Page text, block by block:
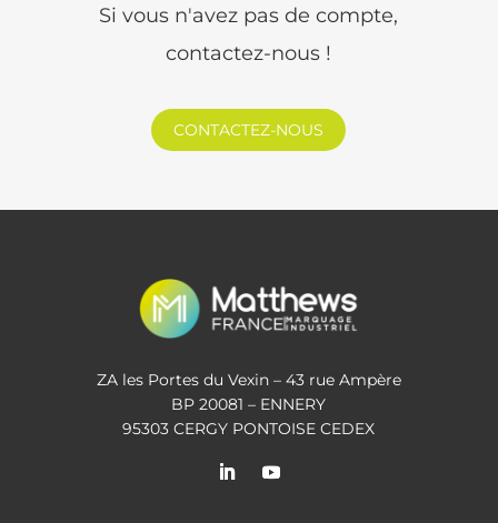
Si vous n'avez pas de compte,
contactez-nous !
CONTACTEZ-NOUS
ZA les Portes du Vexin – 43 rue Ampère
BP 20081 – ENNERY
95303 CERGY PONTOISE CEDEX